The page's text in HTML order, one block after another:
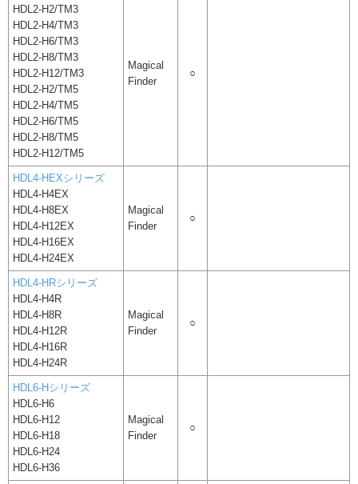
HDL2-H2/TM3
HDL2-H4/TM3
HDL2-H6/TM3
HDL2-H8/TM3
HDL2-H12/TM3
HDL2-H2/TM5
HDL2-H4/TM5
HDL2-H6/TM5
HDL2-H8/TM5
HDL2-H12/TM5
Magical
Finder
○
HDL4-HEXシリーズ
HDL4-H4EX
HDL4-H8EX
HDL4-H12EX
HDL4-H16EX
HDL4-H24EX
Magical
Finder
○
HDL4-HRシリーズ
HDL4-H4R
HDL4-H8R
HDL4-H12R
HDL4-H16R
HDL4-H24R
Magical
Finder
○
HDL6-Hシリーズ
HDL6-H6
HDL6-H12
HDL6-H18
HDL6-H24
HDL6-H36
Magical
Finder
○